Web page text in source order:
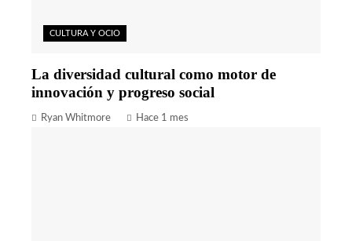
CULTURA Y OCIO
La diversidad cultural como motor de
innovación y progreso social
Ryan Whitmore Hace 1 mes